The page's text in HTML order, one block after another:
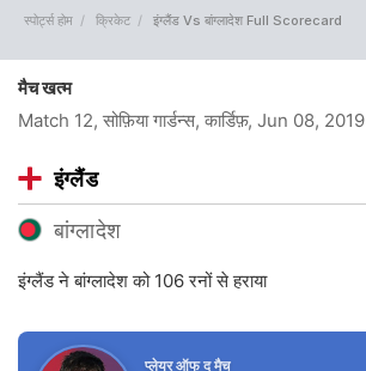
स्पोर्ट्स होम क्रिकेट इंग्लैंड Vs बांग्लादेश Full Scorecard
मैच खत्म
Match 12, सोफ़िया गार्डन्स, कार्डिफ़, Jun 08, 2019
इंग्लैंड
बांग्लादेश
इंग्लैंड ने बांग्लादेश को 106 रनों से हराया
प्लेयर ऑफ द मैच